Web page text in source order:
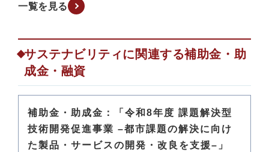
一覧を見る
サステナビリティに関連する補助金・助
成金・融資
補助金・助成金：「令和8年度 課題解決型
技術開発促進事業 –都市課題の解決に向け
た製品・サービスの開発・改良を支援–」